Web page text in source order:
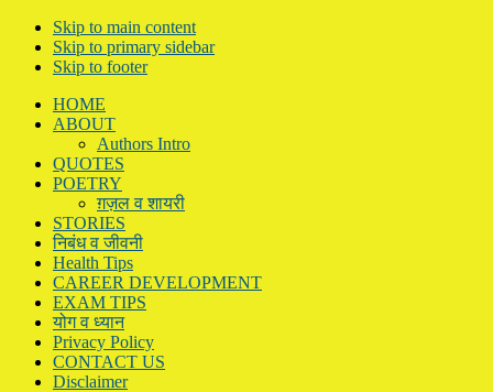
Skip to main content
Skip to primary sidebar
Skip to footer
HOME
ABOUT
Authors Intro
QUOTES
POETRY
ग़ज़ल व शायरी
STORIES
निबंध व जीवनी
Health Tips
CAREER DEVELOPMENT
EXAM TIPS
योग व ध्यान
Privacy Policy
CONTACT US
Disclaimer